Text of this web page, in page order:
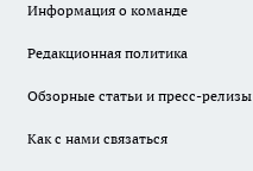
Информация о команде
Редакционная политика
Обзорные статьи и пресс-релизы
Как с нами связаться